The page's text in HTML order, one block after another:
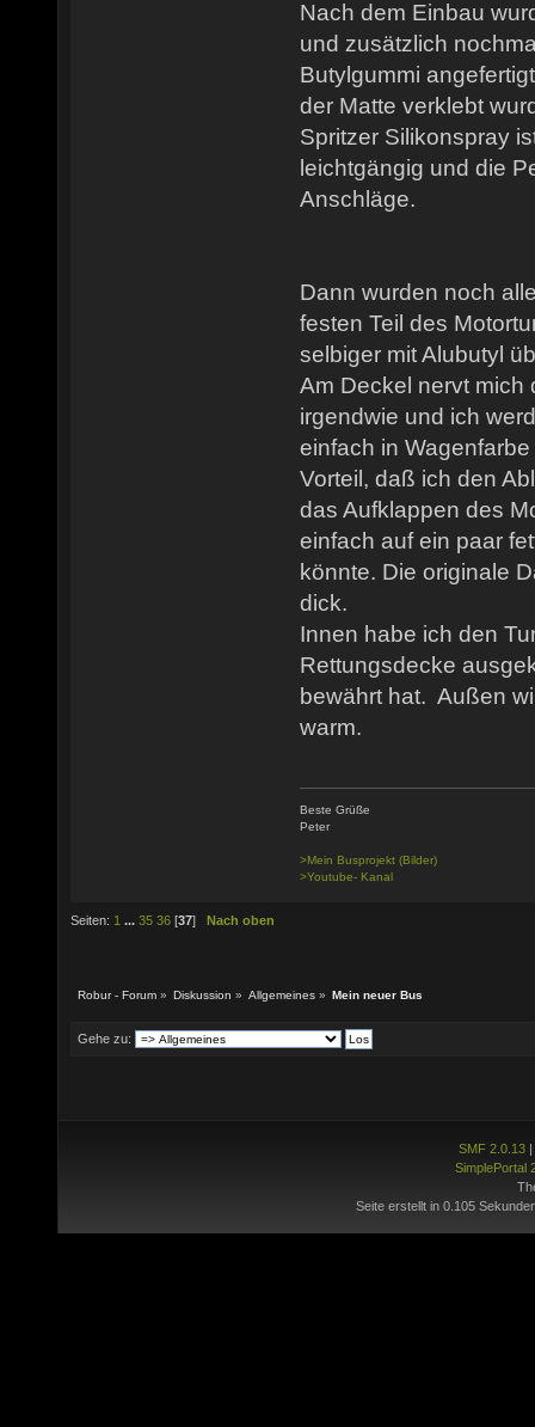
Nach dem Einbau
und zusätzlich
Butylgummi
der Matte verklebt
Spritzer Silikonspray
leichtgängig und die
Anschläge.
Dann wurden noch
festen Teil des
selbiger mit Alubutyl
Am Deckel nervt mich
irgendwie und ich
einfach in
Vorteil, daß ich den
das Aufklappen des
einfach auf ein paar
könnte. Die originale
dick.
Innen habe ich den
Rettungsdecke
bewährt hat. Außen
warm.
Beste Grüße
Peter
>Mein Busprojekt (Bilder)
>Youtube- Kanal
Seiten: 1 ... 35 36 [37] Nach oben
Robur - Forum » Diskussion » Allgemeines » Mein neuer Bus
Gehe zu:
SMF 2.0.13|
SimplePortal
Seite erstellt in 0.105